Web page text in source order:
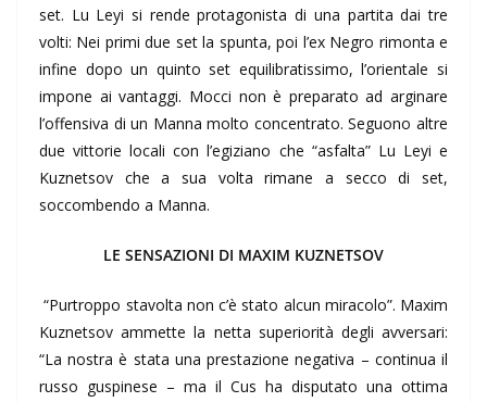
set. Lu Leyi si rende protagonista di una partita dai tre
volti: Nei primi due set la spunta, poi l’ex Negro rimonta e
infine dopo un quinto set equilibratissimo, l’orientale si
impone ai vantaggi. Mocci non è preparato ad arginare
l’offensiva di un Manna molto concentrato. Seguono altre
due vittorie locali con l’egiziano che “asfalta” Lu Leyi e
Kuznetsov che a sua volta rimane a secco di set,
soccombendo a Manna.
LE SENSAZIONI DI MAXIM KUZNETSOV
“Purtroppo stavolta non c’è stato alcun miracolo”. Maxim
Kuznetsov ammette la netta superiorità degli avversari:
“La nostra è stata una prestazione negativa – continua il
russo guspinese – ma il Cus ha disputato una ottima